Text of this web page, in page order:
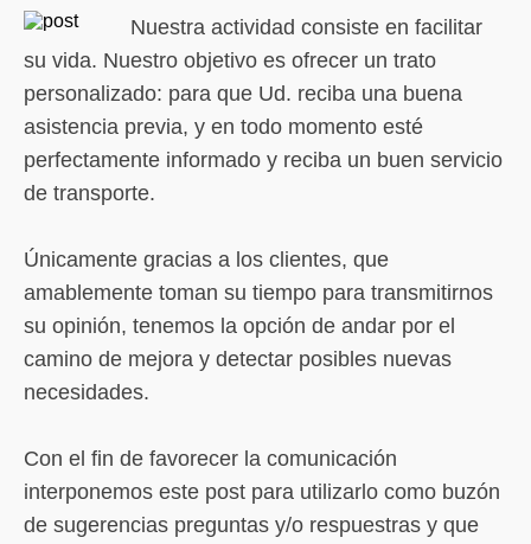
Nuestra actividad consiste en facilitar
su vida. Nuestro objetivo es ofrecer un trato
personalizado: para que Ud. reciba una buena
asistencia previa, y en todo momento esté
perfectamente informado y reciba un buen servicio
de transporte.
Únicamente gracias a los clientes, que
amablemente toman su tiempo para transmitirnos
su opinión, tenemos la opción de andar por el
camino de mejora y detectar posibles nuevas
necesidades.
Con el fin de favorecer la comunicación
interponemos este post para utilizarlo como buzón
de sugerencias preguntas y/o respuestras y que